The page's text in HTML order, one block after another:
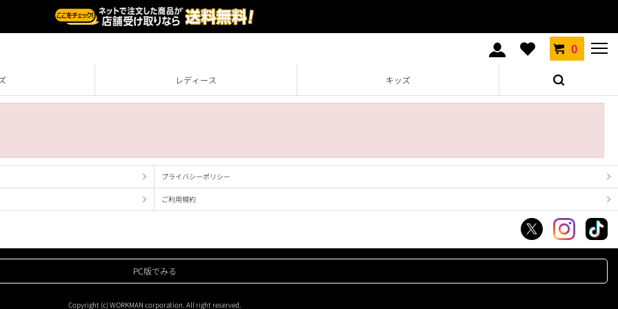
0
レディース キッズ
プライバシーポリシー
ご利用規約
PC版でみる
Copyright (c) WORKMAN corporation. All right reserved.